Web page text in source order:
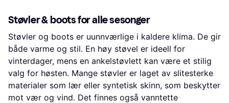
Støvler & boots for alle sesonger
Støvler og boots er uunnværlige i kaldere klima. De gir
både varme og stil. En høy støvel er ideell for
vinterdager, mens en ankelstøvlett kan være et stilig
valg for høsten. Mange støvler er laget av slitesterke
materialer som lær eller syntetisk skinn, som beskytter
mot vær og vind. Det finnes også vanntette